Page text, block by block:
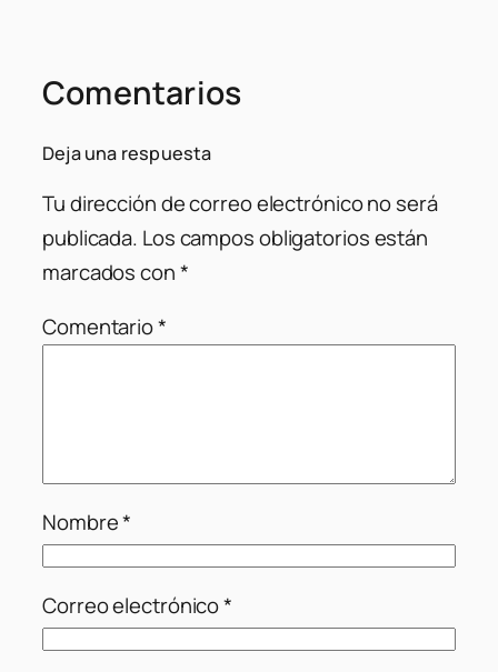
Comentarios
Deja una respuesta
Tu dirección de correo electrónico no será
publicada. Los campos obligatorios están
marcados con*
Comentario*
Nombre*
Correo electrónico*